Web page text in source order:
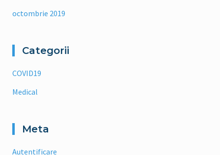
octombrie 2019
Categorii
COVID19
Medical
Meta
Autentificare